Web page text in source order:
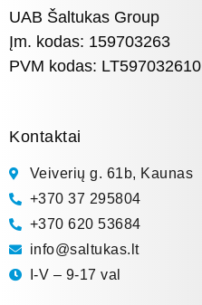
UAB Šaltukas Group
Įm. kodas: 159703263
PVM kodas: LT597032610
Kontaktai
Veiverių g. 61b, Kaunas
+370 37 295804
+370 620 53684
info@saltukas.lt
I-V – 9-17 val